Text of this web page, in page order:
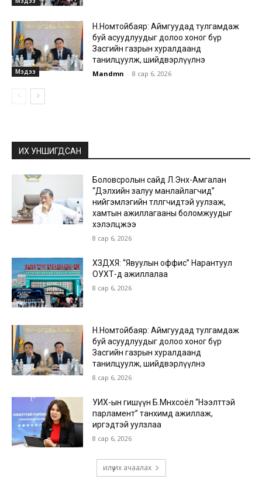
Мэдээ
Н.Номтойбаяр: Аймгуудад тулгамдаж
буй асуудлуудыг долоо хоног бүр
Засгийн газрын хуралдаанд
танилцуулж, шийдвэрлүүлнэ
Mandmn - 8 сар 6, 2026
ИХ УНШИГДСАН
Боловсролын сайд Л.Энх-Амгалан
“Дэлхийн залуу манлайлагчид”
нийгэмлэгийн төлөөлөгчидтэй уулзаж,
хамтын ажиллагааны боломжуудыг
хэлэлцжээ
8 сар 6, 2026
ХЗДХЯ: “Явуулын оффис” Нарантуул
ОУХТ-д ажиллалаа
8 сар 6, 2026
Н.Номтойбаяр: Аймгуудад тулгамдаж
буй асуудлуудыг долоо хоног бүр
Засгийн газрын хуралдаанд
танилцуулж, шийдвэрлүүлнэ
8 сар 6, 2026
УИХ-ын гишүүн Б.Мөнхсоёл “Нээлттэй
парламент” танхимд ажиллаж,
иргэдтэй уулзлаа
8 сар 6, 2026
илүү их ачаалах